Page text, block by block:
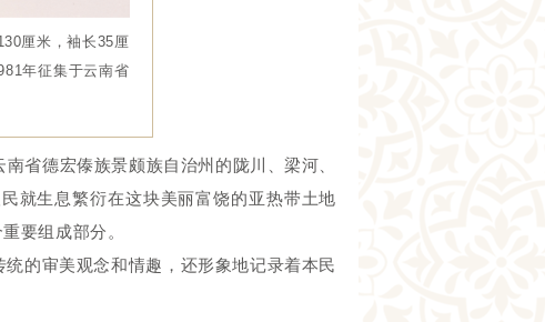
厘米，袖长35厘
年征集于云南省
省德宏傣族景颇族自治州的陇川、梁河、
就生息繁衍在这块美丽富饶的亚热带土地
要组成部分。
的审美观念和情趣，还形象地记录着本民